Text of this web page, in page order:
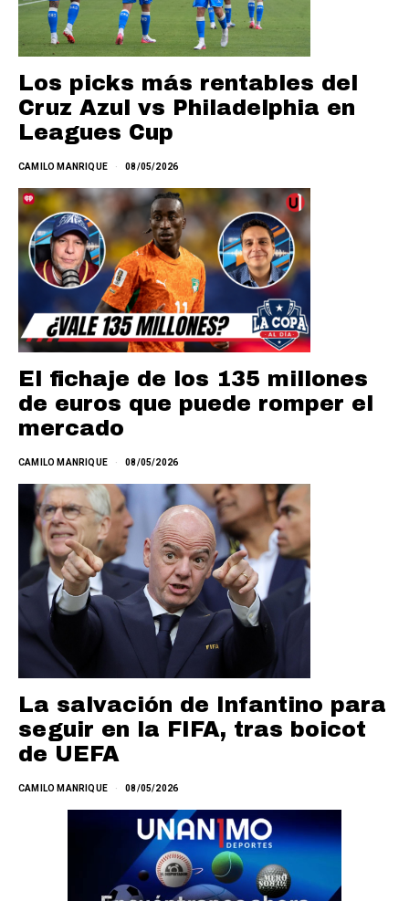
Los picks más rentables del
Cruz Azul vs Philadelphia en
Leagues Cup
CAMILO MANRIQUE 08/05/2026
El fichaje de los 135 millones
de euros que puede romper el
mercado
CAMILO MANRIQUE 08/05/2026
La salvación de Infantino para
seguir en la FIFA, tras boicot
de UEFA
CAMILO MANRIQUE 08/05/2026